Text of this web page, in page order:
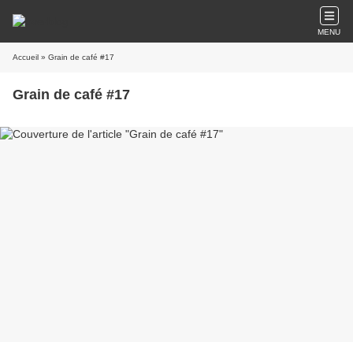
MENU
Accueil » Grain de café #17
Grain de café #17